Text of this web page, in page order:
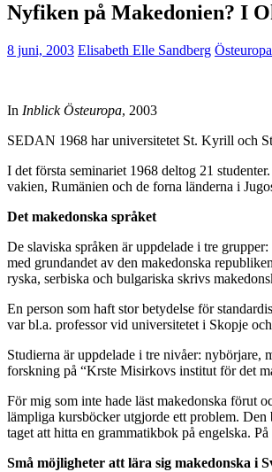
Nyfiken på Makedonien? I
8 juni, 2003 Elisabeth Elle Sandberg Östeuropa
In Inblick Östeuropa, 2003
SEDAN 1968 har universitetet St. Kyrill och
I det första seminariet 1968 deltog 21
vakien, Rumä­nien och de forna länderna i
Det makedonska språket
De slaviska språken är uppdelade i tre
med grun­dan­det av den ma­ke­­­­donska
ryska, ser­biska och bulgariska skrivs
En person som haft stor betydelse för
var bl.a. profes­sor vid uni­ver­sitetet i Skopje
Studierna är uppdelade i tre nivåer: ny­bör­jare,
forskning på “Krste Misirkovs institut för det
För mig som inte hade läst makedon­ska förut
lämpliga kursböcker utgjorde ett problem.
taget att hitta en gramma­­tik­­bok på engelska.
Små möjligheter att lära sig makedonska i